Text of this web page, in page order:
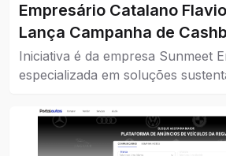
Empresário Catalano
Lança Campanha de
Impulsionar o Comércio da
Iniciativa é da empresa Sunmeet
especializada em soluções